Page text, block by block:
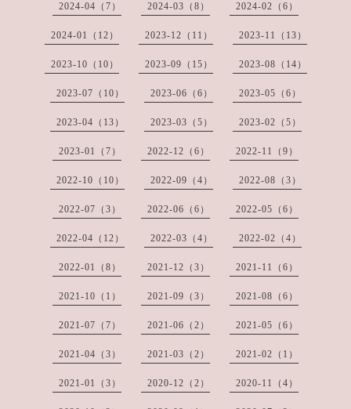
2024-04（7） 2024-03（8） 2024-02（6）
2024-01（12） 2023-12（11） 2023-11（13）
2023-10（10） 2023-09（15） 2023-08（14）
2023-07（10） 2023-06（6） 2023-05（6）
2023-04（13） 2023-03（5） 2023-02（5）
2023-01（7） 2022-12（6） 2022-11（9）
2022-10（10） 2022-09（4） 2022-08（3）
2022-07（3） 2022-06（6） 2022-05（6）
2022-04（12） 2022-03（4） 2022-02（4）
2022-01（8） 2021-12（3） 2021-11（6）
2021-10（1） 2021-09（3） 2021-08（6）
2021-07（7） 2021-06（2） 2021-05（6）
2021-04（3） 2021-03（2） 2021-02（1）
2021-01（3） 2020-12（2） 2020-11（4）